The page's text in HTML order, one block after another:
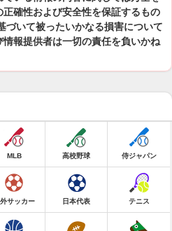
確性および安全性を保証するもの
づいて被ったいかなる損害について
報提供者は一切の責任を負いかね
MLB 高校野球 侍ジャパン
サッカー 日本代表 テニス